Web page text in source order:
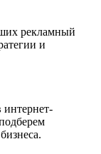
рекламный
и